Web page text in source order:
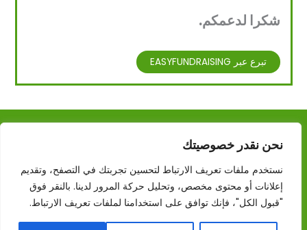
نحن نقدر خصوصيتك
نستخدم ملفات تعريف الارتباط لتحسين تجربتك في التصفح، وتقديم
إعلانات أو محتوى مخصص، وتحليل حركة المرور لدينا. بالنقر فوق
"قبول الكل"، فإنك توافق على استخدامنا لملفات تعريف الارتباط.
شكرا لدعمكم.
تبرع عبر EASYFUNDRAISING
ريفيوجي أكشن - كولشيستر سي آي سي مسجلة في إنجلترا وويلز،
رقم الشركة: 10920710
English
French
Hindi
Pashto
Persian
Russian
Urdu